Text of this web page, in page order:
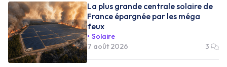
La plus grande centrale solaire de
France épargnée par les méga
feux
Solaire
7 août 2026
3